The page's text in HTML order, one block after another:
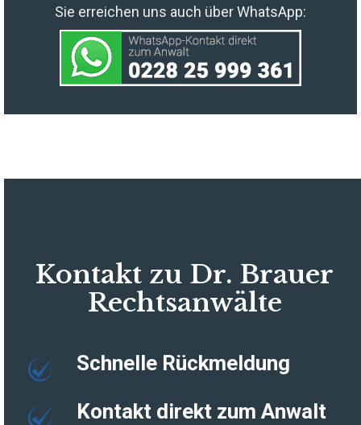
Sie erreichen uns auch über WhatsApp:
Kontakt zu Dr. Brauer
Rechtsanwälte
Schnelle Rückmeldung
Kontakt direkt zum Anwalt